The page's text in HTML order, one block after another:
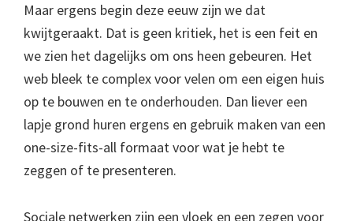
Maar ergens begin deze eeuw zijn we dat
kwijtgeraakt. Dat is geen kritiek, het is een feit en
we zien het dagelijks om ons heen gebeuren. Het
web bleek te complex voor velen om een eigen huis
op te bouwen en te onderhouden. Dan liever een
lapje grond huren ergens en gebruik maken van een
one-size-fits-all formaat voor wat je hebt te
zeggen of te presenteren.
Sociale netwerken zijn een vloek en een zegen voor